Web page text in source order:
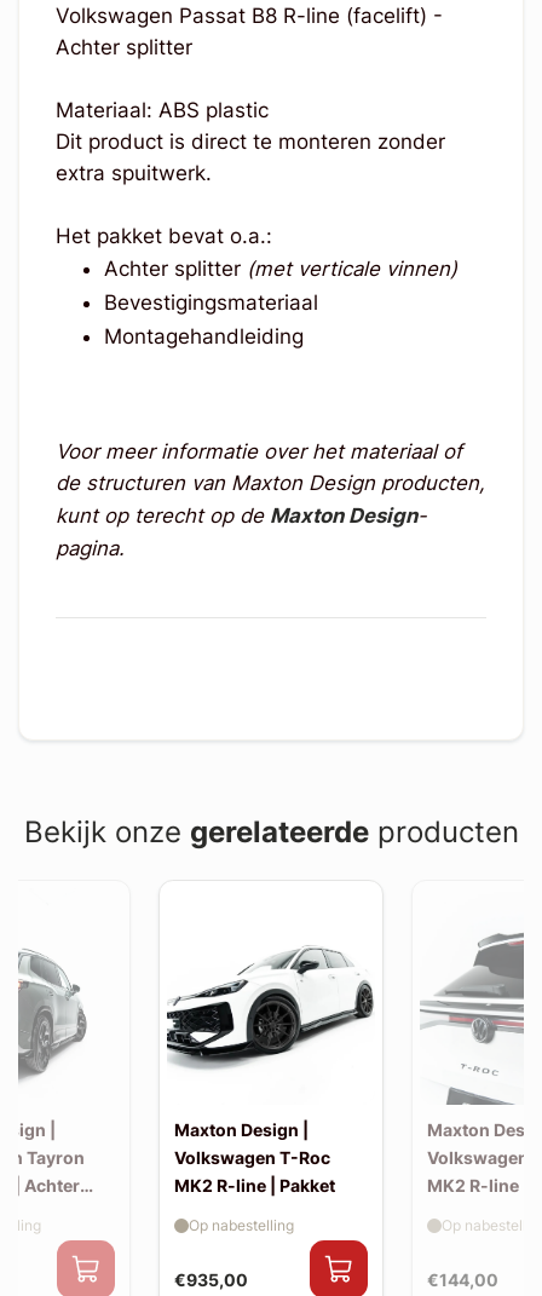
Volkswagen Passat B8 R-line (facelift) -
Achter splitter
Materiaal: ABS plastic
Dit product is direct te monteren zonder
extra spuitwerk.
Het pakket bevat o.a.:
Achter splitter (met verticale vinnen)
Bevestigingsmateriaal
Montagehandleiding
Voor meer informatie over het materiaal of
de structuren van Maxton Design producten,
kunt op terecht op de Maxton Design-
pagina.
Bekijk onze gerelateerdeproducten
|
Tayron
| Achter
Maxton Design |
Volkswagen T-Roc
MK2 R-line | Pakket
€935,00
Op nabestelling
Maxton
Volkswagen
MK2 R-line |
€144,00
Op